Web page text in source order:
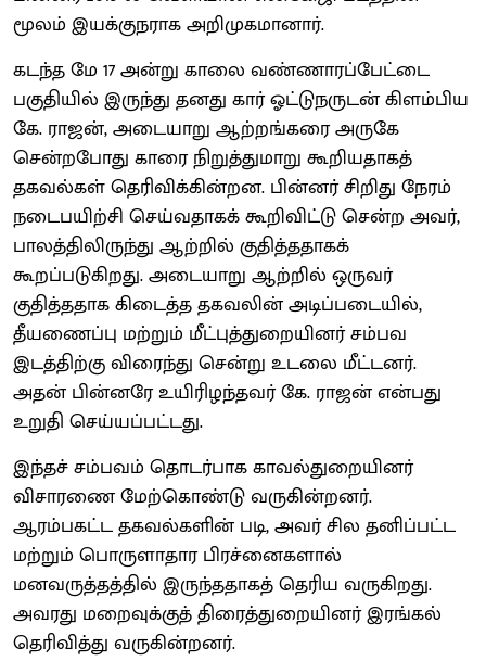
மூலம் இயக்குநராக அறிமுகமானார்.
கடந்த மே 17 அன்று காலை வண்ணாரப்பேட்டை
பகுதியில் இருந்து தனது கார் ஓட்டுநருடன் கிளம்பிய
கே. ராஜன், அடையாறு ஆற்றங்கரை அருகே
சென்றபோது காரை நிறுத்துமாறு கூறியதாகத்
தகவல்கள் தெரிவிக்கின்றன. பின்னர் சிறிது நேரம்
நடைபயிற்சி செய்வதாகக் கூறிவிட்டு சென்ற அவர்,
பாலத்திலிருந்து ஆற்றில் குதித்ததாகக்
கூறப்படுகிறது. அடையாறு ஆற்றில் ஒருவர்
குதித்ததாக கிடைத்த தகவலின் அடிப்படையில்,
தீயணைப்பு மற்றும் மீட்புத்துறையினர் சம்பவ
இடத்திற்கு விரைந்து சென்று உடலை மீட்டனர்.
அதன் பின்னரே உயிரிழந்தவர் கே. ராஜன் என்பது
உறுதி செய்யப்பட்டது.
இந்தச் சம்பவம் தொடர்பாக காவல்துறையினர்
விசாரணை மேற்கொண்டு வருகின்றனர்.
ஆரம்பகட்ட தகவல்களின் படி, அவர் சில தனிப்பட்ட
மற்றும் பொருளாதார பிரச்னைகளால்
மனவருத்தத்தில் இருந்ததாகத் தெரிய வருகிறது.
அவரது மறைவுக்குத் திரைத்துறையினர் இரங்கல்
தெரிவித்து வருகின்றனர்.